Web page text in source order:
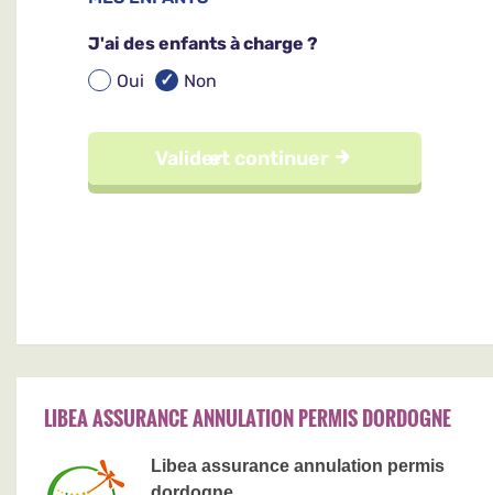
LIBEA ASSURANCE ANNULATION PERMIS DORDOGNE
Libea assurance annulation permis